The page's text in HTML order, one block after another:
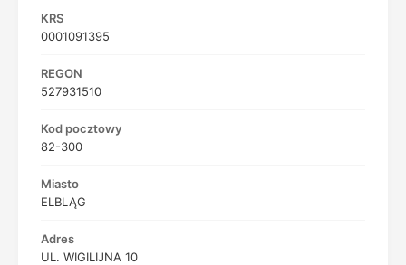
KRS
0001091395
REGON
527931510
Kod pocztowy
82-300
Miasto
ELBLĄG
Adres
UL. WIGILIJNA 10